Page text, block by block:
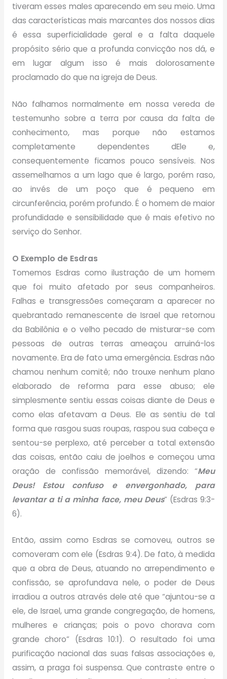
tiveram esses males aparecendo em seu meio. Uma
das características mais marcantes dos nossos dias
é essa superficialidade geral e a falta daquele
propósito sério que a profunda convicção nos dá, e
em lugar algum isso é mais dolorosamente
proclamado do que na igreja de Deus.
Não falhamos normalmente em nossa vereda de
testemunho sobre a terra por causa da falta de
conhecimento, mas porque não estamos
completamente dependentes dEle e,
consequentemente ficamos pouco sensíveis. Nos
assemelhamos a um lago que é largo, porém raso,
ao invés de um poço que é pequeno em
circunferência, porém profundo. É o homem de maior
profundidade e sensibilidade que é mais efetivo no
serviço do Senhor.
O Exemplo de Esdras
Tomemos Esdras como ilustração de um homem
que foi muito afetado por seus companheiros.
Falhas e transgressões começaram a aparecer no
quebrantado remanescente de Israel que retornou
da Babilônia e o velho pecado de misturar-se com
pessoas de outras terras ameaçou arruiná-los
novamente. Era de fato uma emergência. Esdras não
chamou nenhum comitê; não trouxe nenhum plano
elaborado de reforma para esse abuso; ele
simplesmente sentiu essas coisas diante de Deus e
como elas afetavam a Deus. Ele as sentiu de tal
forma que rasgou suas roupas, raspou sua cabeça e
sentou-se perplexo, até perceber a total extensão
das coisas, então caiu de joelhos e começou uma
oração de confissão memorável, dizendo: “Meu
Deus! Estou confuso e envergonhado, para
levantar a ti a minha face, meu Deus” (Esdras 9:3-
6).
Então, assim como Esdras se comoveu, outros se
comoveram com ele (Esdras 9:4). De fato, à medida
que a obra de Deus, atuando no arrependimento e
confissão, se aprofundava nele, o poder de Deus
irradiou a outros através dele até que “ajuntou-se a
ele, de Israel, uma grande congregação, de homens,
mulheres e crianças; pois o povo chorava com
grande choro” (Esdras 10:1). O resultado foi uma
purificação nacional das suas falsas associações e,
assim, a praga foi suspensa. Que contraste entre o